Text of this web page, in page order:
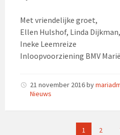
Met vriendelijke groet,
Ellen Hulshof, Linda
Ineke Leemreize
Inloopvoorziening BMV
21 november 2016by
Nieuws
1 2